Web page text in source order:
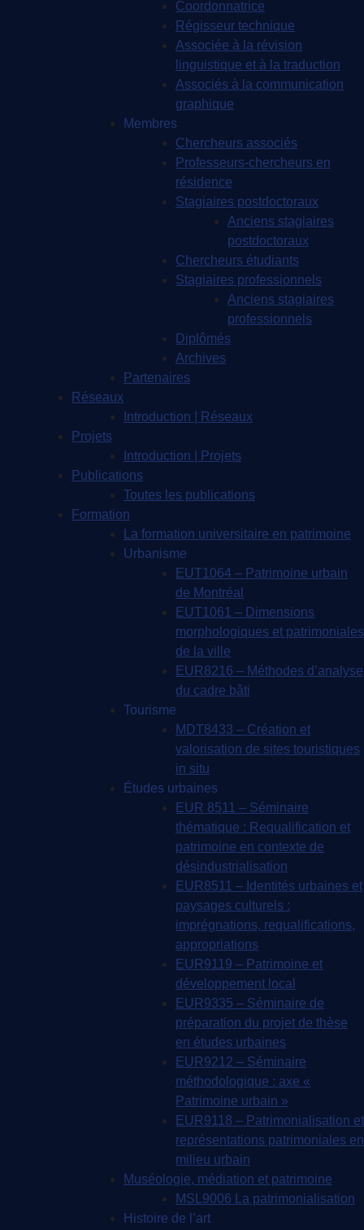
Coordonnatrice
Régisseur technique
Associée à la révision
linguistique et à la traduction
Associés à la communication
graphique
Membres
Chercheurs associés
Professeurs-chercheurs en
résidence
Stagiaires postdoctoraux
Anciens stagiaires
postdoctoraux
Chercheurs étudiants
Stagiaires professionnels
Anciens stagiaires
professionnels
Diplômés
Archives
Partenaires
Réseaux
Introduction | Réseaux
Projets
Introduction | Projets
Publications
Toutes les publications
Formation
La formation universitaire en patrimoine
Urbanisme
EUT1064 – Patrimoine urbain
de Montréal
EUT1061 – Dimensions
morphologiques et patrimoniales
de la ville
EUR8216 – Méthodes d’analyse
du cadre bâti
Tourisme
MDT8433 – Création et
valorisation de sites touristiques
in situ
Études urbaines
EUR 8511 – Séminaire
thématique : Requalification et
patrimoine en contexte de
désindustrialisation
EUR8511 – Identités urbaines et
paysages culturels :
imprégnations, requalifications,
appropriations
EUR9119 – Patrimoine et
développement local
EUR9335 – Séminaire de
préparation du projet de thèse
en études urbaines
EUR9212 – Séminaire
méthodologique : axe «
Patrimoine urbain »
EUR9118 – Patrimonialisation et
représentations patrimoniales en
milieu urbain
Muséologie, médiation et patrimoine
MSL9006 La patrimonialisation
Histoire de l’art